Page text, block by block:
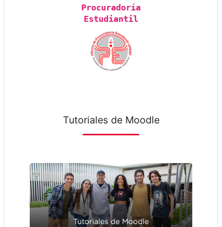
Procuradoría
Estudiantil
Tutoriales de Moodle